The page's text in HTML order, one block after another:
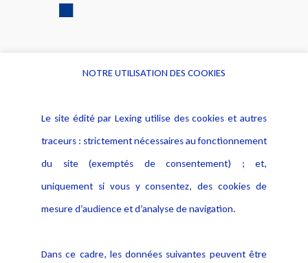
Alerte professionnelle
Déclaration d'accessibilité
Notice Légale
Politique de protection des
données
Publications
NOTRE UTILISATION DES COOKIES
Le site édité par Lexing utilise des cookies et autres
traceurs : strictement nécessaires au fonctionnement
du site (exemptés de consentement) ; et,
uniquement si vous y consentez, des cookies de
mesure d’audience et d’analyse de navigation.
Dans ce cadre, les données suivantes peuvent être